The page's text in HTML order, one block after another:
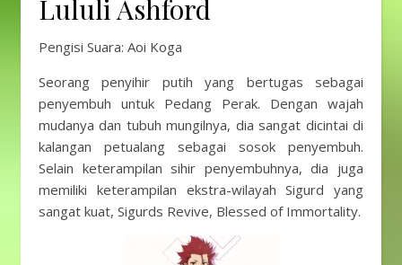
Lululi Ashford
Pengisi Suara: Aoi Koga
Seorang penyihir putih yang bertugas sebagai
penyembuh untuk Pedang Perak. Dengan wajah
mudanya dan tubuh mungilnya, dia sangat dicintai di
kalangan petualang sebagai sosok penyembuh.
Selain keterampilan sihir penyembuhnya, dia juga
memiliki keterampilan ekstra-wilayah Sigurd yang
sangat kuat, Sigurds Revive, Blessed of Immortality.